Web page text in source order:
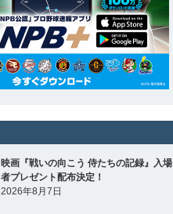
映画『戦いの向こう 侍たちの記録』入場
者プレゼント配布決定！
2026年8月7日